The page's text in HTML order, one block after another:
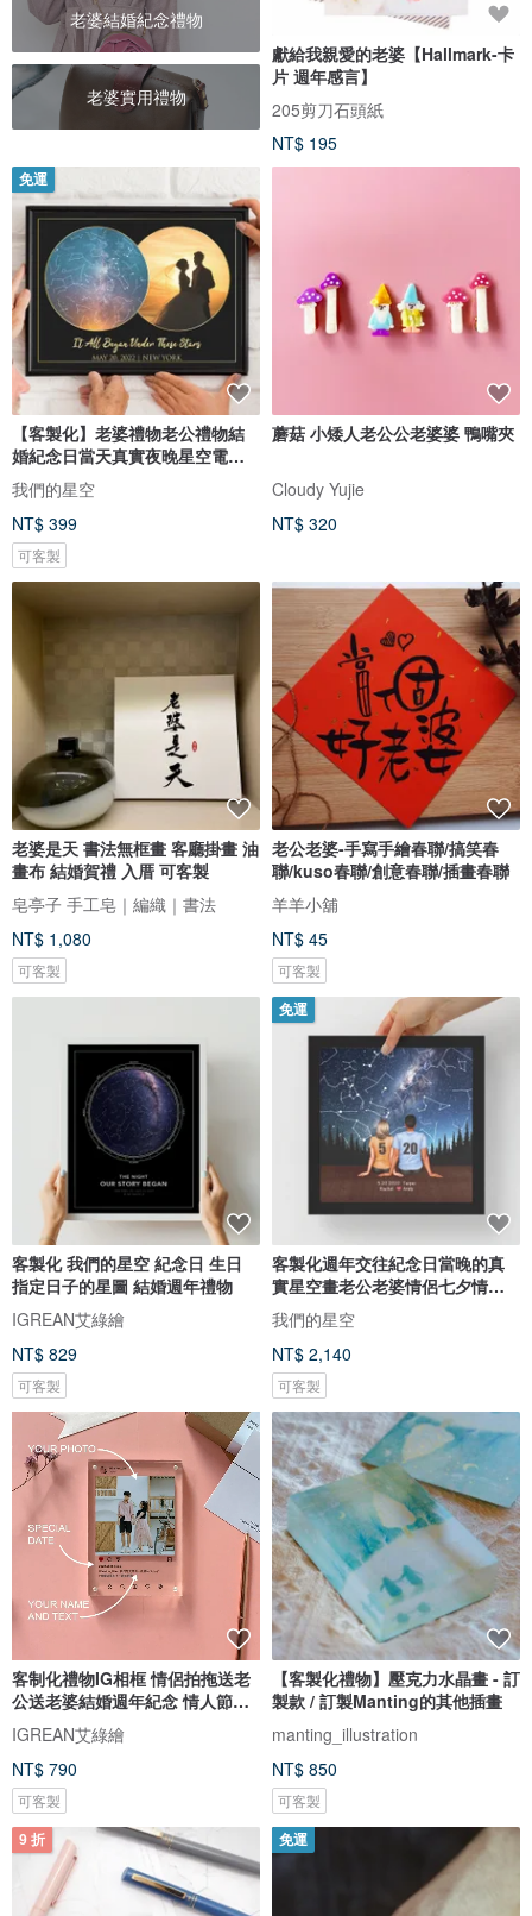
老婆結婚紀念禮物
老婆實用禮物
獻給我親愛的老婆【Hallmark-卡
片 週年感言】
205剪刀石頭紙
NT$ 195
免運
【客製化】老婆禮物老公禮物結
婚紀念日當天真實夜晚星空電子
圖檔
我們的星空
NT$ 399
可客製
蘑菇 小矮人老公公老婆婆 鴨嘴夾
Cloudy Yujie
NT$ 320
老婆是天 書法無框畫 客廳掛畫 油
畫布 結婚賀禮 入厝 可客製
皂亭子 手工皂｜編織｜書法
NT$ 1,080
可客製
老公老婆-手寫手繪春聯/搞笑春
聯/kuso春聯/創意春聯/插畫春聯
羊羊小舖
NT$ 45
可客製
客製化 我們的星空 紀念日 生日
指定日子的星圖 結婚週年禮物
IGREAN艾綠繪
NT$ 829
可客製
免運
客製化週年交往紀念日當晚的真
實星空畫老公老婆情侶七夕情人
節禮
我們的星空
NT$ 2,140
可客製
客制化禮物IG相框 情侶拍拖送老
公送老婆結婚週年紀念 情人節禮
盒
IGREAN艾綠繪
NT$ 790
可客製
【客製化禮物】壓克力水晶畫 - 訂
製款 / 訂製Manting的其他插畫
manting_illustration
NT$ 850
可客製
9 折 免運